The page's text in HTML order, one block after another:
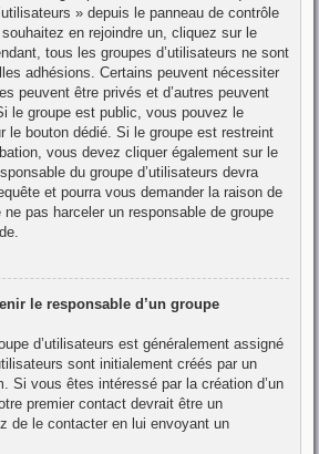
» depuis le panneau de contrôle
en rejoindre un, cliquez sur le
tous les groupes d’utilisateurs ne sont
adhésions. Certains peuvent nécessiter
peuvent être privés et d’autres peuvent
le groupe est public, vous pouvez le
le bouton dédié. Si le groupe est restreint
vous devez cliquer également sur le
du groupe d’utilisateurs devra
et pourra vous demander la raison de
pas harceler un responsable de groupe
le responsable d’un groupe
d’utilisateurs est généralement assigné
sont initialement créés par un
Si vous êtes intéressé par la création d’un
premier contact devrait être un
de le contacter en lui envoyant un